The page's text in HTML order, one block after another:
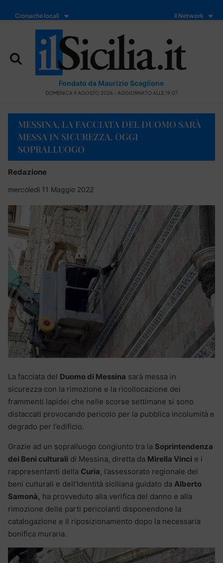
Cronache locali Il Network
Fondato da Maurizio Scaglione
DOMENICA 9 AGOSTO 2026 - AGGIORNATO ALLE 19:07
MESSINA, LA FACCIATA DEL DUOMO SARÀ
MESSA IN SICUREZZA. OGGI
SOPRALLUOGO
Redazione
mercoledì 11 Maggio 2022
La facciata del Duomo di Messina sarà messa in
sicurezza con la rimozione e la ricollocazione dei
frammenti lapidei che nelle scorse settimane si sono
distaccati provocando pericolo per la pubblica incolumità e
degrado per l’edificio.
Grazie ad un sopralluogo congiunto tra la Soprintendenza
dei Beni culturali di Messina, diretta da Mirella Vinci e i
rappresentanti della Curia, l’assessorato regionale dei
beni culturali e dell’Identità siciliana guidato da Alberto
Samonà, ha provveduto alla verifica del danno e alla
rimozione delle parti pericolanti disponendone la
catalogazione e il riposizionamento dopo la necessaria
bonifica muraria.